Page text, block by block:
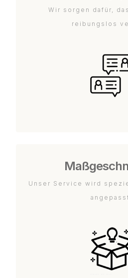
Wir sorgen dafür,
reibungslos
Unser Service wird